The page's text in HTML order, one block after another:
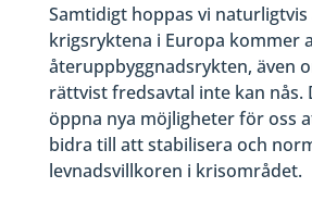
Samtidigt hoppas vi
krigsryktena i Europa kommer
återuppbyggnadsrykten, även
rättvist fredsavtal inte kan nås.
öppna nya möjligheter för oss
bidra till att stabilisera och
levnadsvillkoren i krisområdet.